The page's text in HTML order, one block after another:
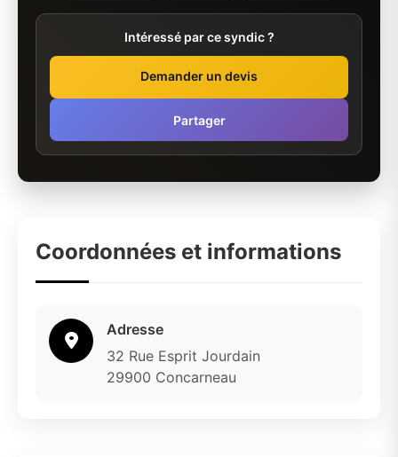
Intéressé par ce syndic ?
Demander un devis
Partager
Coordonnées et informations
Adresse
32 Rue Esprit Jourdain
29900 Concarneau